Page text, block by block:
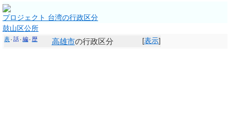
プロジェクト 台湾の行政区分
鼓山区公所
[表示]
表 話 編 歴 高雄市の行政区分